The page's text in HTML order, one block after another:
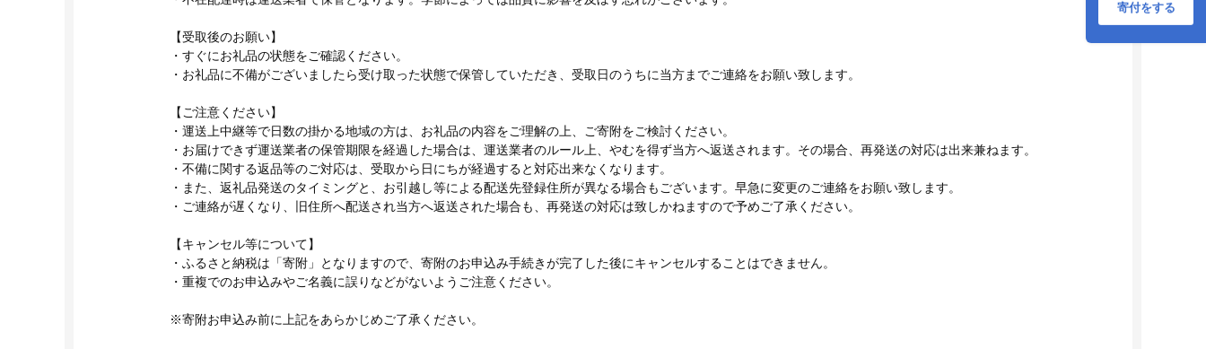
ト ふるさと納税
寄付をする
【受取後のお願い】
・すぐにお礼品の状態をご確認ください。
・お礼品に不備がございましたら受け取った状態で保管していただき、受取日のうちに当方までご連絡をお願い致します。
【ご注意ください】
・運送上中継等で日数の掛かる地域の方は、お礼品の内容をご理解の上、ご寄附をご検討ください。
・お届けできず運送業者の保管期限を経過した場合は、運送業者のルール上、やむを得ず当方へ返送されます。その場合、再発送の対応は出来兼ねます。
・不備に関する返品等のご対応は、受取から日にちが経過すると対応出来なくなります。
・また、返礼品発送のタイミングと、お引越し等による配送先登録住所が異なる場合もございます。早急に変更のご連絡をお願い致します。
・ご連絡が遅くなり、旧住所へ配送され当方へ返送された場合も、再発送の対応は致しかねますので予めご了承ください。
【キャンセル等について】
・ふるさと納税は「寄附」となりますので、寄附のお申込み手続きが完了した後にキャンセルすることはできません。
・重複でのお申込みやご名義に誤りなどがないようご注意ください。
※寄附お申込み前に上記をあらかじめご了承ください。